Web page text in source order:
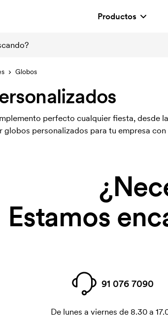
Productos
Globos
perfecto cualquier fiesta, desde
globos personalizados para tu empresa
Estamos
91 076 7090
De lunes a viernes de 8.30 a